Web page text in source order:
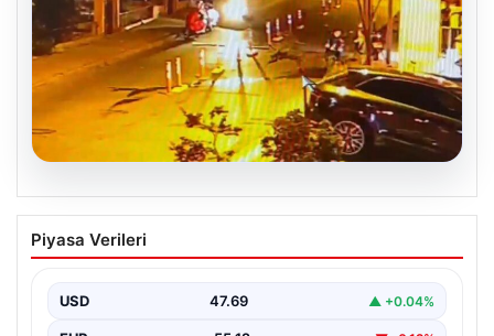
05.08.2026
Nilda Müge’nin Ölümüne Yönelik Silahlı
Saldırının Kameralara Yansıyan
İstanbul’un Şişli ilçesinde yaşanan korkutucu olayda,
Piyasa Verileri
USD 47.69 ▲ +0.04%